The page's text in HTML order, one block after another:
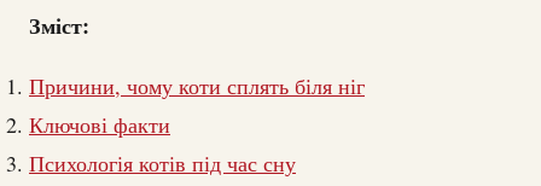
Зміст:
Причини, чому коти сплять біля ніг
Ключові факти
Психологія котів під час сну